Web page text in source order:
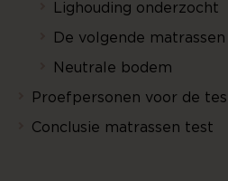
Lighouding onderzocht
De volgende
Neutrale bodem
Proefpersonen voor de
Conclusie matrassen test